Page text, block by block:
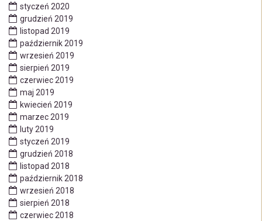
styczeń 2020
grudzień 2019
listopad 2019
październik 2019
wrzesień 2019
sierpień 2019
czerwiec 2019
maj 2019
kwiecień 2019
marzec 2019
luty 2019
styczeń 2019
grudzień 2018
listopad 2018
październik 2018
wrzesień 2018
sierpień 2018
czerwiec 2018